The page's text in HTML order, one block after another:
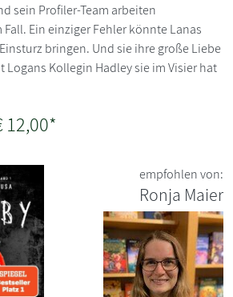
sein Profiler-Team arbeiten
Ein einziger Fehler könnte Lanas
bringen. Und sie ihre große Liebe
Logans Kollegin Hadley sie im Visier hat
12,00*
empfohlen von:
Ronja Maier